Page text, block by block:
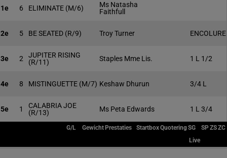
1e 6 ELIMINATE (M/6)
Ms Natasha
Faithfull
2e 5 BE SEATED (R/9) Troy Turner ENCOLURE
3e 2
JUPITER RISING
(R/11)
Staples Mme Lis. 1 L 1/2
4e 8 MISTINGUETTE (M/7) Keshaw Dhurun 3/4 L
5e 1
CALABRIA JOE
(R/13)
Ms Peta Edwards 1 L 3/4
G/L Gewicht Prestaties StartboxQuoteringSG SPZSZC
Live